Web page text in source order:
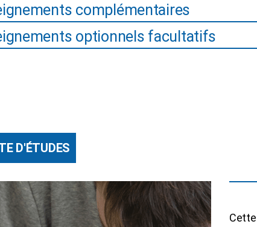
complémentaires
optionnels facultatifs
D'ÉTUDES